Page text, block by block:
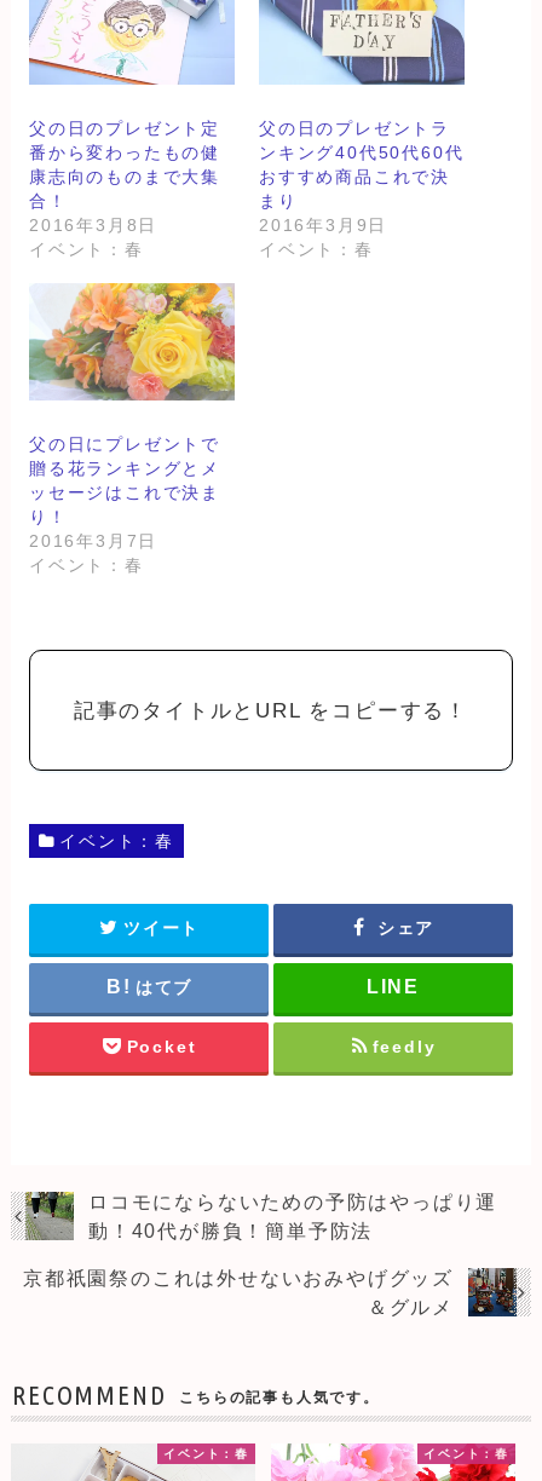
父の日のプレゼント定
番から変わったもの健
康志向のものまで大集
合！
2016年3月8日
イベント：春
父の日のプレゼントラ
ンキング40代50代60代
おすすめ商品これで決
まり
2016年3月9日
イベント：春
父の日にプレゼントで
贈る花ランキングとメ
ッセージはこれで決ま
り！
2016年3月7日
イベント：春
記事のタイトルとURL をコピーする！
イベント：春
ツイート シェア
はてブ
Pocket feedly
ロコモにならないための予防はやっぱり運
動！40代が勝負！簡単予防法
京都祇園祭のこれは外せないおみやげグッズ
＆グルメ
RECOMMEND こちらの記事も人気です。
イベント：春 イベント：春